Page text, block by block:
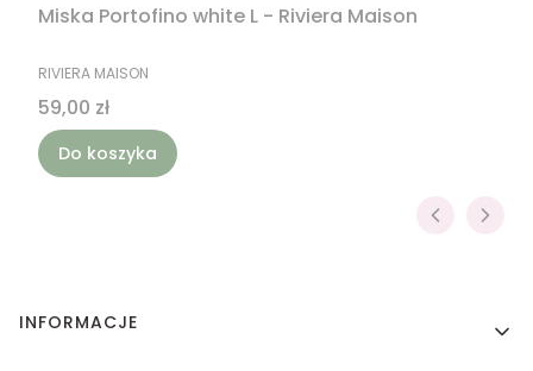
Miska Portofino white L - Riviera Maison
PRODUCENT
RIVIERA MAISON
Cena
59,00 zł
Do koszyka
Linki w stopce
INFORMACJE